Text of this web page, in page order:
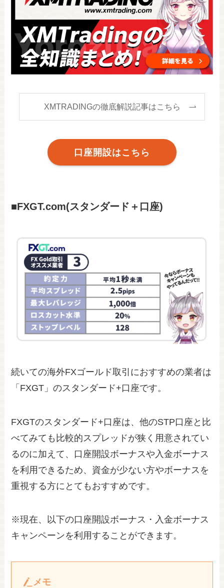
XMTRADINGの徹底解説記事はこちら
口座開設はこちら
■FXGT.com(スタンダード＋口座)
続いての海外FXゴールド取引におすすめの業者は
「FXGT」のスタンダード+口座です。
FXGTのスタンダード+口座は、他のSTP口座と比
べてみても比較的スプレッドが狭く用意されてい
るのに加えて、口座開設ボーナスや入金ボーナス
を利用できるため、資金が少ない方やボーナスを
重視する方にとてもおすすめです。
※現在、以下の口座開設ボーナス・入金ボーナス
キャンペーンを利用することができます。
メモ